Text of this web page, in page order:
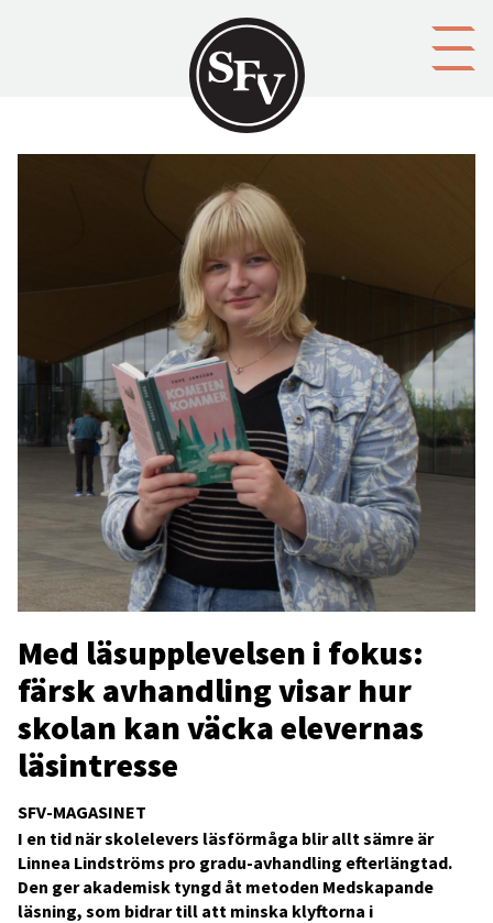
SFV-MAGASINET
Med läsupplevelsen i fokus:
färsk avhandling visar hur
skolan kan väcka elevernas
läsintresse
I en tid när skolelevers läsförmåga blir allt sämre är
Linnea Lindströms pro gradu-avhandling efterlängtad.
Den ger akademisk tyngd åt metoden Medskapande
läsning, som bidrar till att minska klyftorna i